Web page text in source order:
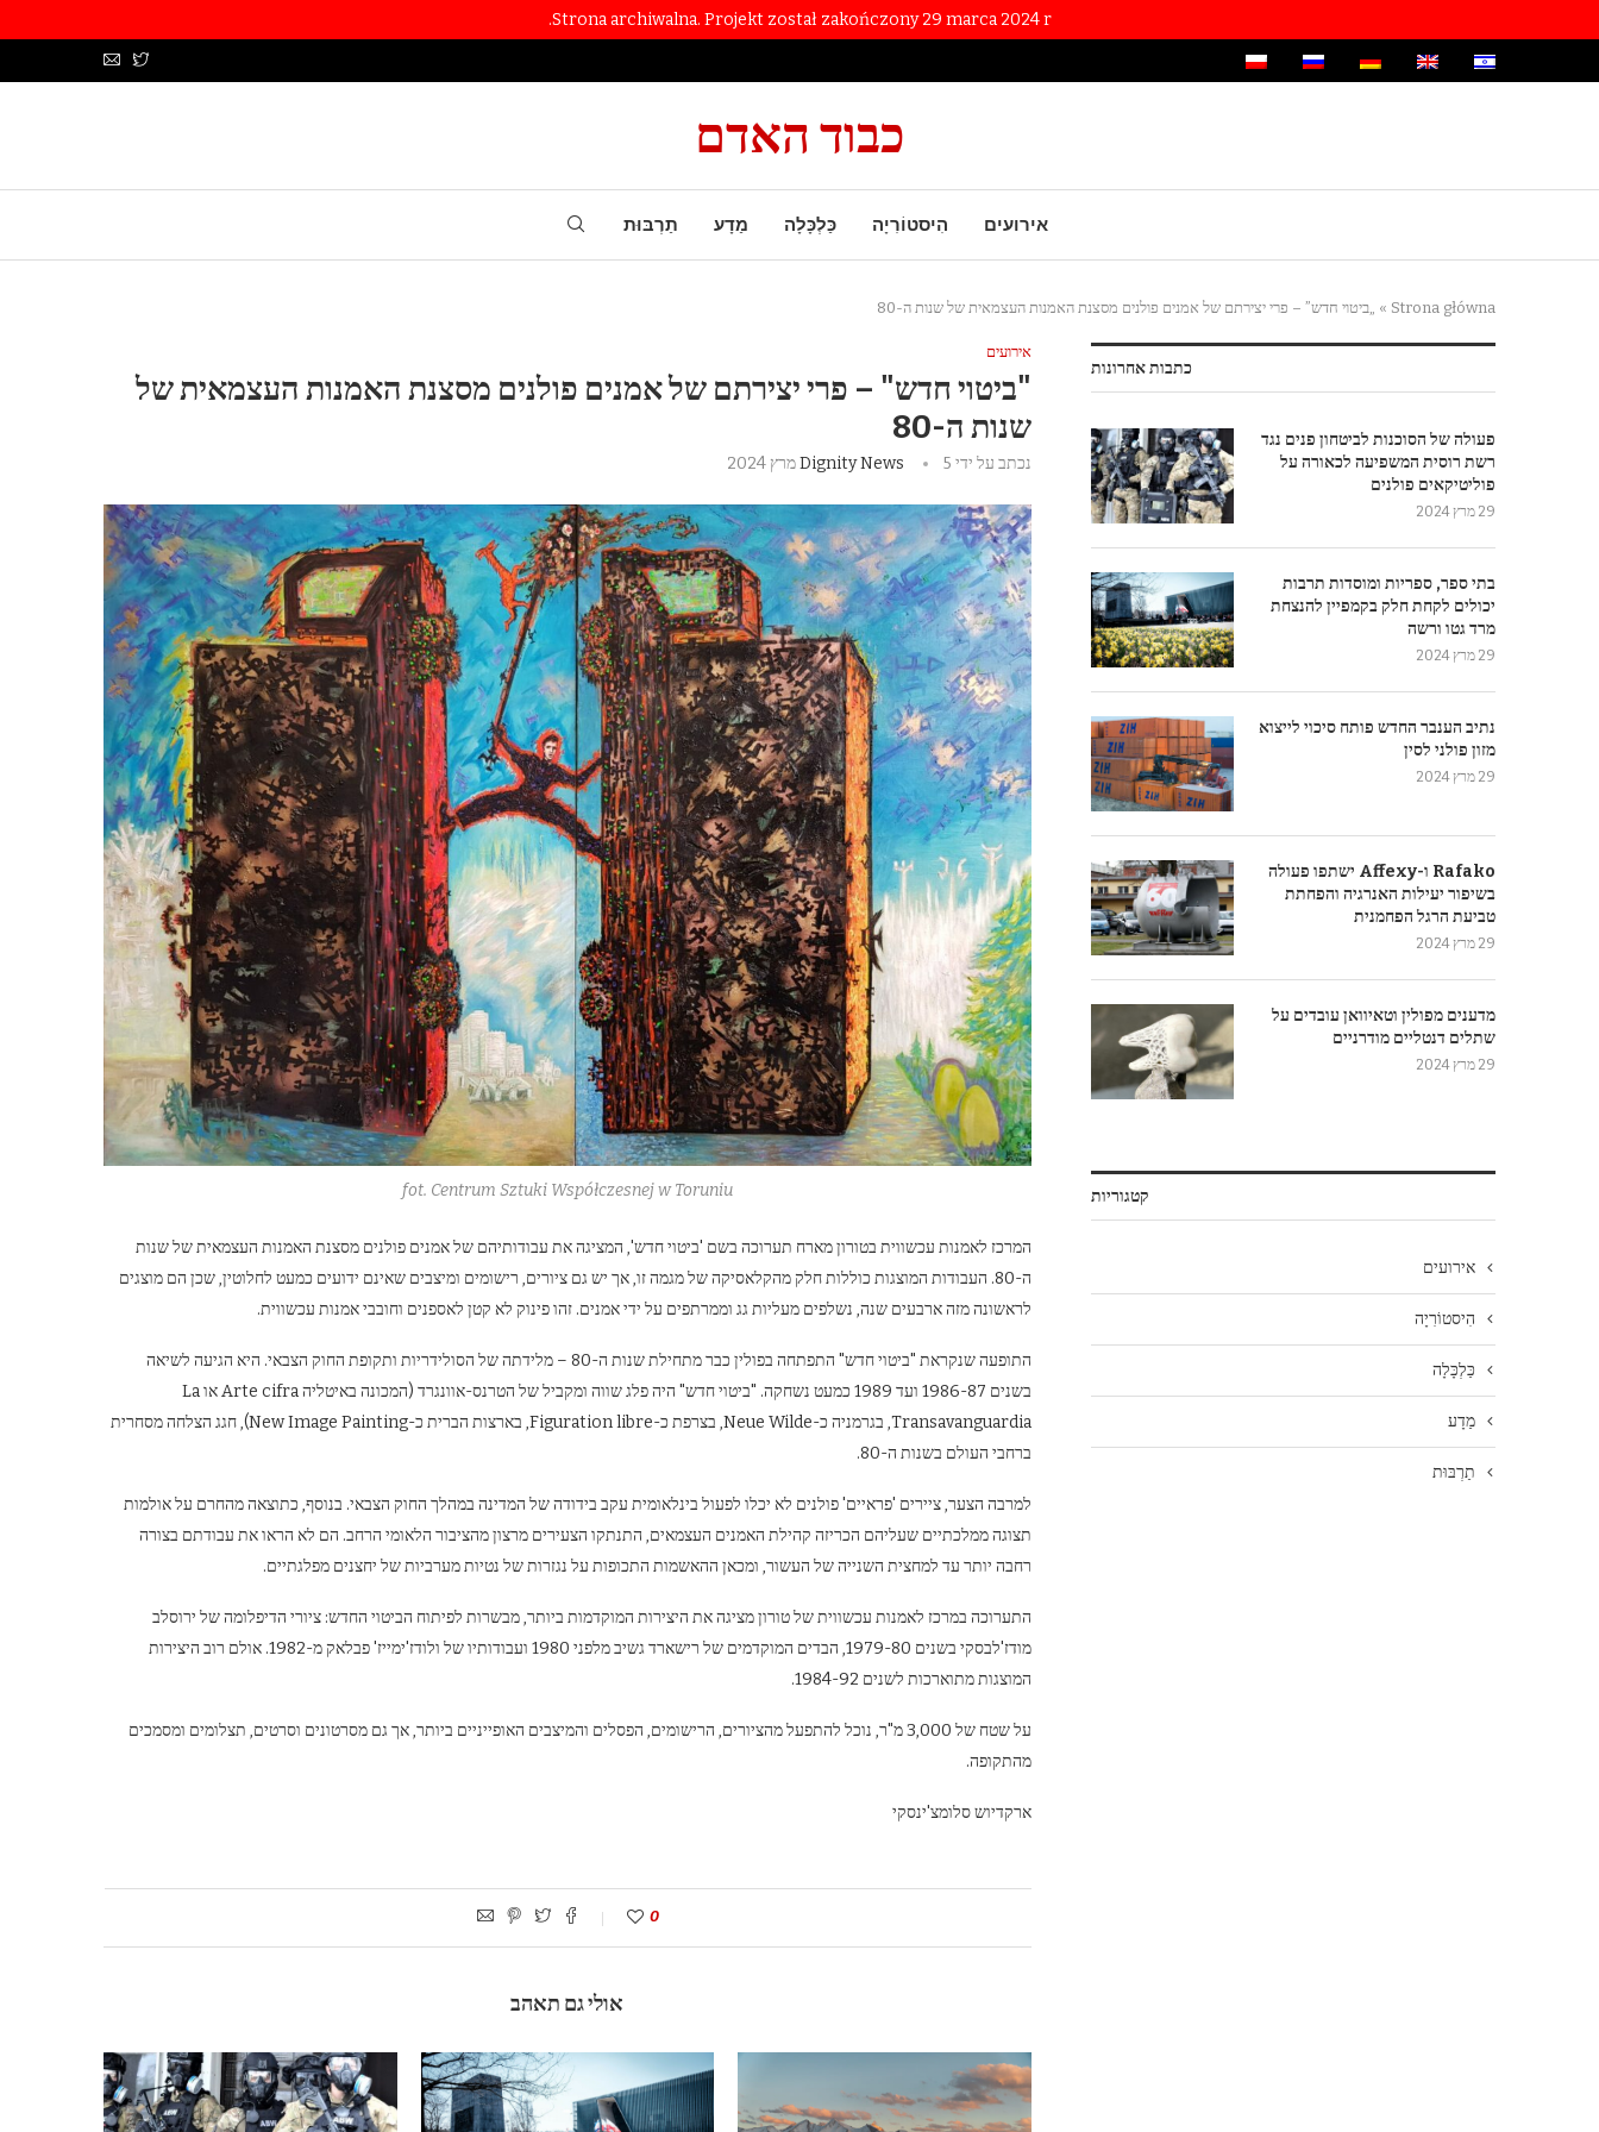
Strona archiwalna. Projekt został zakończony 29 marca 2024 r.
כבוד האדם
אירועים הִיסטוֹרִיָה כַּלְכָּלָה מַדָע תַרְבּוּת
Strona główna
» „ביטוי חדש” – פרי יצירתם של אמנים פולנים מסצנת האמנות העצמאית של שנות ה-80
אירועים
"ביטוי חדש" – פרי יצירתם של אמנים פולנים מסצנת האמנות העצמאית של
שנות ה-80
נכתב על ידי Dignity News 5 מרץ 2024
fot. Centrum Sztuki Współczesnej w Toruniu
המרכז לאמנות עכשווית בטורון מארח תערוכה בשם 'ביטוי חדש', המציגה את עבודותיהם של אמנים פולנים מסצנת האמנות העצמאית של שנות
ה-80. העבודות המוצגות כוללות חלק מהקלאסיקה של מגמה זו, אך יש גם ציורים, רישומים ומיצבים שאינם ידועים כמעט לחלוטין, שכן הם מוצגים
לראשונה מזה ארבעים שנה, נשלפים מעליות גג וממרתפים על ידי אמנים. זהו פינוק לא קטן לאספנים וחובבי אמנות עכשווית.
התופעה שנקראת "ביטוי חדש" התפתחה בפולין כבר מתחילת שנות ה-80 – מלידתה של הסולידריות ותקופת החוק הצבאי. היא הגיעה לשיאה
בשנים 1986-87 ועד 1989 כמעט נשחקה. "ביטוי חדש" היה פלג שווה ומקביל של הטרנס-אוונגרד (המכונה באיטליה Arte cifra או La
Transavanguardia, בגרמניה כ-Neue Wilde, בצרפת כ-Figuration libre, בארצות הברית כ-New Image Painting), חגג הצלחה מסחרית
ברחבי העולם בשנות ה-80.
למרבה הצער, ציירים 'פראיים' פולנים לא יכלו לפעול בינלאומית עקב בידודה של המדינה במהלך החוק הצבאי. בנוסף, כתוצאה מהחרם על אולמות
תצוגה ממלכתיים שעליהם הכריזה קהילת האמנים העצמאים, התנתקו הצעירים מרצון מהציבור הלאומי הרחב. הם לא הראו את עבודתם בצורה
רחבה יותר עד למחצית השנייה של העשור, ומכאן ההאשמות התכופות על נגזרות של נטיות מערביות של יחצנים מפלגתיים.
התערוכה במרכז לאמנות עכשווית של טורון מציגה את היצירות המוקדמות ביותר, מבשרות לפיתוח הביטוי החדש: ציורי הדיפלומה של ירוסלב
מודז'לבסקי בשנים 1979-80, הבדים המוקדמים של רישארד גשיב מלפני 1980 ועבודותיו של ולודז'ימייז' פבלאק מ-1982. אולם רוב היצירות
המוצגות מתוארכות לשנים 1984-92.
על שטח של 3,000 מ"ר, נוכל להתפעל מהציורים, הרישומים, הפסלים והמיצבים האופייניים ביותר, אך גם מסרטונים וסרטים, תצלומים ומסמכים
מהתקופה.
ארקדיוש סלומצ'ינסקי
0
אולי גם תאהב
כתבות אחרונות
פעולה של הסוכנות לביטחון פנים נגד
רשת רוסית המשפיעה לכאורה על
פוליטיקאים פולנים
29 מרץ 2024
בתי ספר, ספריות ומוסדות תרבות
יכולים לקחת חלק בקמפיין להנצחת
מרד גטו ורשה
29 מרץ 2024
נתיב הענבר החדש פותח סיכוי לייצוא
מזון פולני לסין
29 מרץ 2024
Rafako ו-Affexy ישתפו פעולה
בשיפור יעילות האנרגיה והפחתת
טביעת הרגל הפחמנית
29 מרץ 2024
מדענים מפולין וטאיוואן עובדים על
שתלים דנטליים מודרניים
29 מרץ 2024
קטגוריות
אירועים
הִיסטוֹרִיָה
כַּלְכָּלָה
מַדָע
תַרְבּוּת